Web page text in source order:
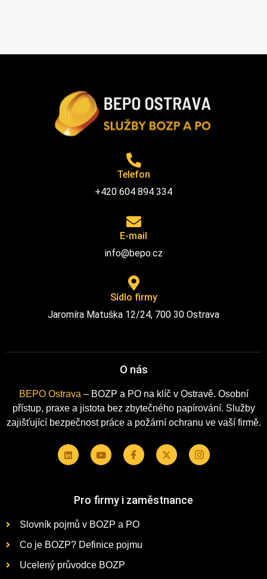
Telefon
+420 604 894 334
E-mail
info@bepo.cz
Sídlo firmy
Jaromíra Matuška 12/24, 700 30 Ostrava
O nás
BEPO Ostrava – BOZP a PO na klíč v Ostravě. Osobní
přístup, praxe a jistota bez zbytečného papírování. Služby
zajišťující bezpečnost práce a požární ochranu ve vaší firmě.
Pro firmy i zaměstnance
Slovník pojmů v BOZP a PO
Co je BOZP? Definice pojmu
Ucelený průvodce BOZP